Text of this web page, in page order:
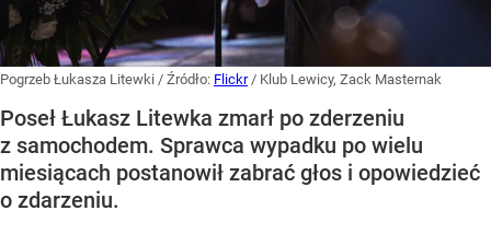
Pogrzeb Łukasza Litewki / Źródło: Flickr / Klub Lewicy, Zack Masternak
Poseł Łukasz Litewka zmarł po zderzeniu
z samochodem. Sprawca wypadku po wielu
miesiącach postanowił zabrać głos i opowiedzieć
o zdarzeniu.